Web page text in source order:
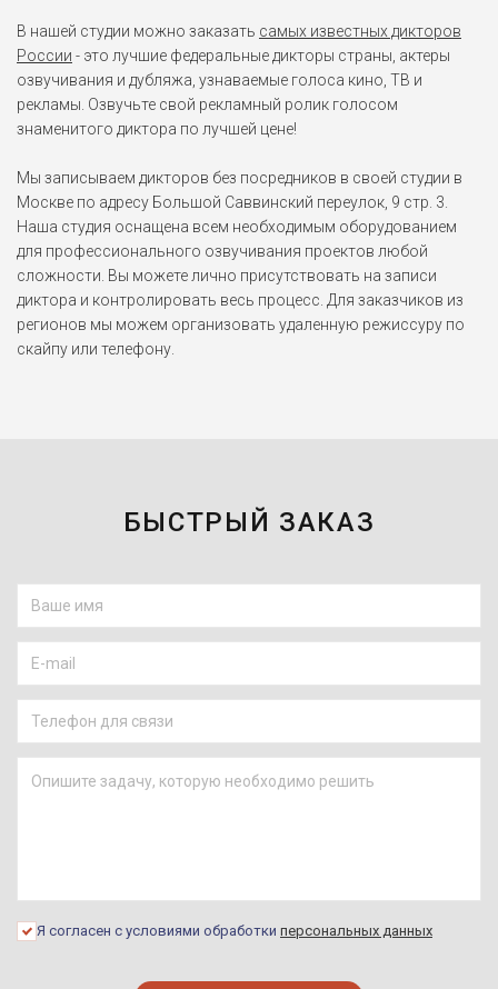
Джонни Шторм /
Человек-факел
Фантастическая четвёрка:
Вторжение Серебряного
сёрфера (2007)
Уильям Эванс
Майлз Дэрби
Шаг вперёд (2006)
Силач
Вэлиант: Пернатый спецназ
(2005)
В нашей студии можно заказать самых известных дикторов
России - это лучшие федеральные дикторы страны, актеры
озвучивания и дубляжа, узнаваемые голоса кино, ТВ и
рекламы. Озвучьте свой рекламный ролик голосом
знаменитого диктора по лучшей цене!
Мы записываем дикторов без посредников в своей студии в
Москве по адресу Большой Саввинский переулок, 9 стр. 3.
Наша студия оснащена всем необходимым оборудованием
для профессионального озвучивания проектов любой
сложности. Вы можете лично присутствовать на записи
диктора и контролировать весь процесс. Для заказчиков из
регионов мы можем организовать удаленную режиссуру по
скайпу или телефону.
БЫСТРЫЙ ЗАКАЗ
Я согласен с условиями обработки персональных данных